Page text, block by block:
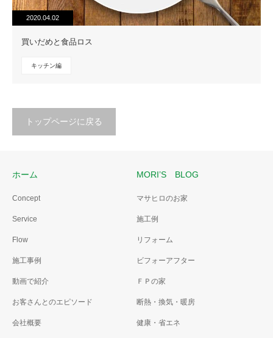
2020.04.02
買いだめと食品ロス
キッチン編
トップページに戻る
ホーム
Concept
Service
Flow
施工事例
動画で紹介
お客さんとのエピソード
会社概要
MORI’S BLOG
マサヒロのお家
施工例
リフォーム
ビフォーアフター
ＦＰの家
断熱・換気・暖房
健康・省エネ